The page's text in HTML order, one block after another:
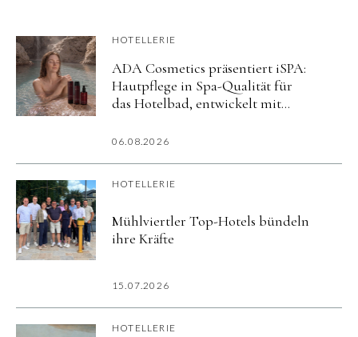
HOTELLERIE
ADA Cosmetics präsentiert iSPA:
Hautpflege in Spa-Qualität für
das Hotelbad, entwickelt mit
06.08.2026
HOTELLERIE
Mühlviertler Top-Hotels bündeln
ihre Kräfte
15.07.2026
HOTELLERIE